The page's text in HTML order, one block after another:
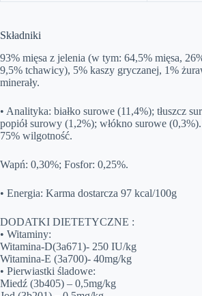
Składniki
93% mięsa z jelenia (w tym: 64,5% mięsa,
9,5% tchawicy), 5% kaszy gryczanej, 1%
minerały.
• Analityka: białko surowe (11,4%); tłuszcz
popiół surowy (1,2%); włókno surowe (0,3%).
75% wilgotność.
Wapń: 0,30%; Fosfor: 0,25%.
• Energia: Karma dostarcza 97 kcal/100g
DODATKI DIETETYCZNE :
• Witaminy:
Witamina-D(3a671)- 250 IU/kg
Witamina-E (3a700)- 40mg/kg
• Pierwiastki śladowe:
Miedź (3b405) – 0,5mg/kg